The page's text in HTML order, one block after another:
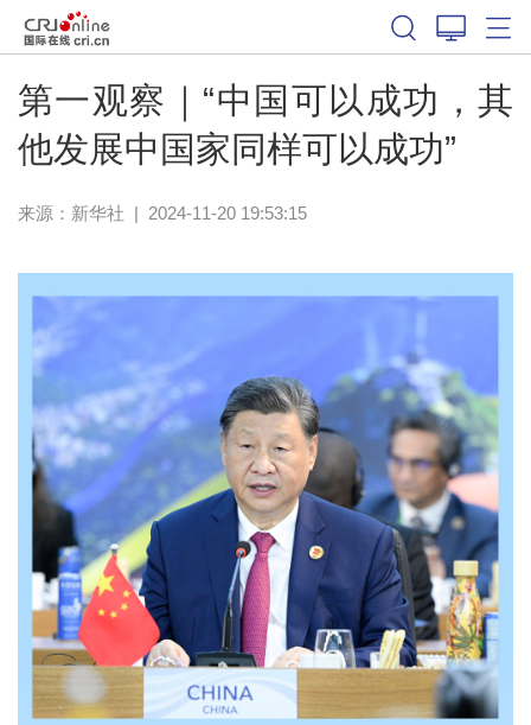
第一观察｜“中国可以成功，其
他发展中国家同样可以成功”
来源： 新华社 | 2024-11-20 19:53:15